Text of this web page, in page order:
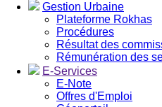
Gestion Urbaine
Plateforme Rokhas
Procédures
Résultat des
Rémunération des
E-Services
E-Note
Offres d'Emploi